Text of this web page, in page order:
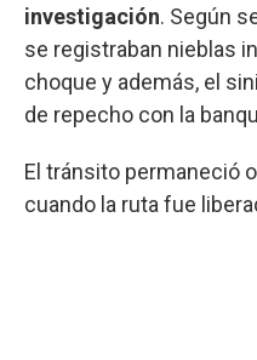
investigación. Según
se registraban nieblas
choque y además, el
de repecho con la
El tránsito permaneció
cuando la ruta fue